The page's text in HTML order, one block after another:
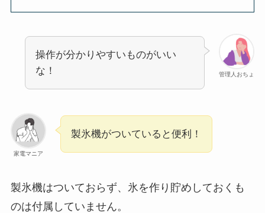
管理人おちょ
操作が分かりやすいものがいい
な！
家電マニア
製氷機がついていると便利！
製氷機はついておらず、氷を作り貯めしておくも
のは付属していません。